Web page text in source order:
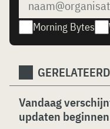
Morning Bytes
GERELATEERD
Vandaag
updaten beginnen